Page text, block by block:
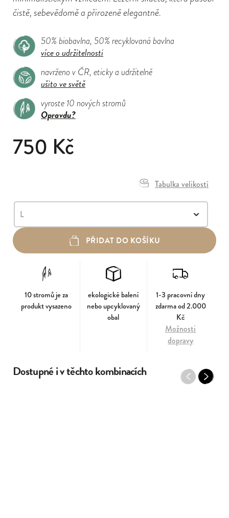
čistě, sebevědomě a přirozeně elegantně.
50% biobavlna, 50% recyklovaná bavlna
více o udržitelnosti
navrženo v ČR, eticky a udržitelně
ušito ve světě
vyroste 10 nových stromů
Opravdu?
750 Kč
Tabulka velikostí
PŘIDAT DO KOŠÍKU
10 stromů je za
produkt vysazeno
ekologické balení
nebo upcyklovaný
obal
1-3 pracovní dny
zdarma od 2.000
Kč
Možnosti
dopravy
Dostupné i v těchto kombinacích PreviousNext